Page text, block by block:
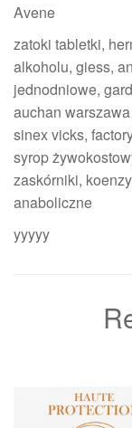
Avene
zatoki tabletki,
alkoholu, giess,
jednodniowe,
auchan
sinex vicks,
syrop
zaskórniki,
anaboliczne
yyyyy